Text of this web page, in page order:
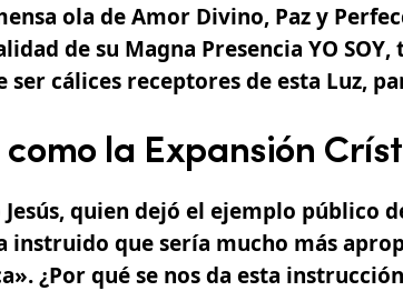
ola deAmorDivino, Paz y
de su Magna Presencia YO SOY,
ser cálices receptores de esta Luz,
la Expansión
Jesús, quien dejó el ejemplo público
instruido que sería mucho más
. ¿Por qué se nos da esta